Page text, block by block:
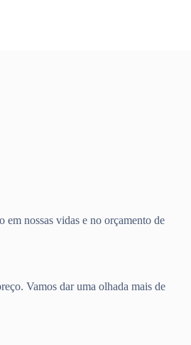
em nossas vidas e no orçamento de
Vamos dar uma olhada mais de